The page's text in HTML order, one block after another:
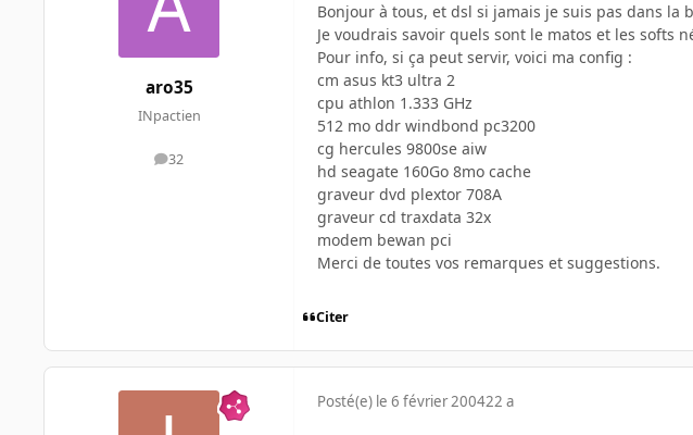
aro35
INpactien
32
messages
Bonjour à tous, et dsl si jamais je suis pas dans
Je voudrais savoir quels sont le matos et les softs
Pour info, si ça peut servir, voici ma config :
cm asus kt3 ultra 2
cpu athlon 1.333 GHz
512 mo ddr windbond pc3200
cg hercules 9800se aiw
hd seagate 160Go 8mo cache
graveur dvd plextor 708A
graveur cd traxdata 32x
modem bewan pci
Merci de toutes vos remarques et suggestions.
Citer
Posté(e) le 6 février 200422 a